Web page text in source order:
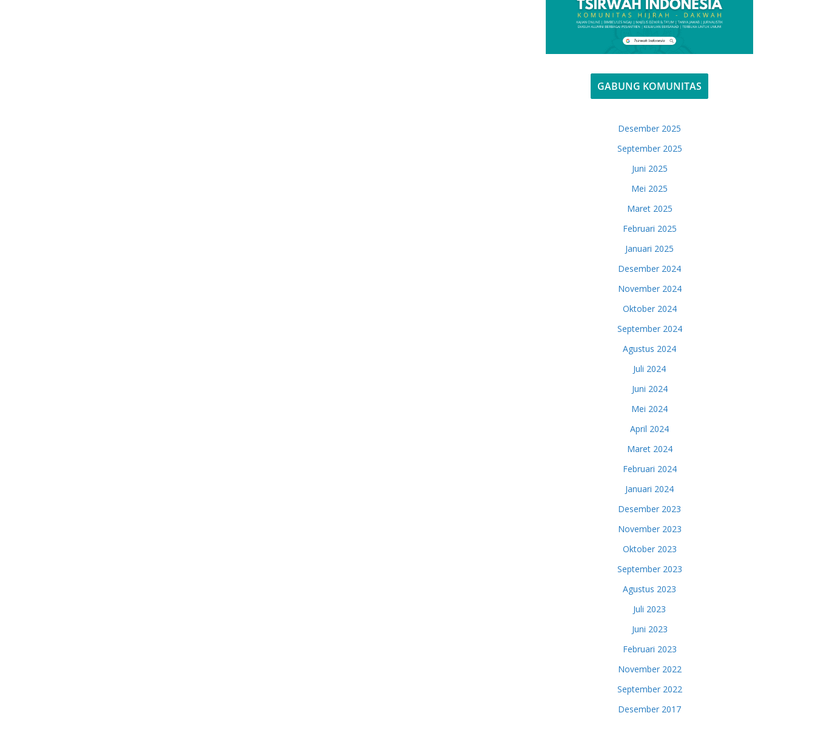
GABUNG KOMUNITAS
Desember 2025
September 2025
Juni 2025
Mei 2025
Maret 2025
Februari 2025
Januari 2025
Desember 2024
November 2024
Oktober 2024
September 2024
Agustus 2024
Juli 2024
Juni 2024
Mei 2024
April 2024
Maret 2024
Februari 2024
Januari 2024
Desember 2023
November 2023
Oktober 2023
September 2023
Agustus 2023
Juli 2023
Juni 2023
Februari 2023
November 2022
September 2022
Desember 2017